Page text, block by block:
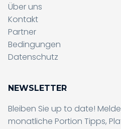
Über uns
Kontakt
Partner
Bedingungen
Datenschutz
NEWSLETTER
Bleiben Sie up to date!
monatliche Portion Tipps,
Formular wird